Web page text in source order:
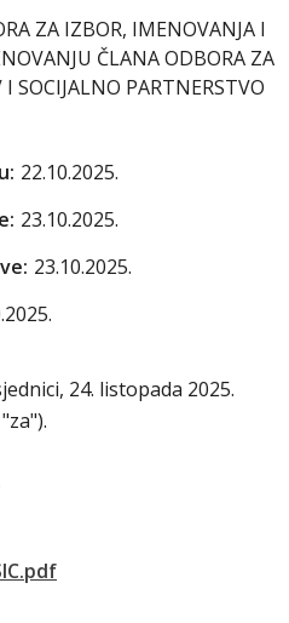
ZA IZBOR, IMENOVANJA I
ČLANA ODBORA ZA
SOCIJALNO PARTNERSTVO
22.10.2025.
23.10.2025.
23.10.2025.
24. listopada 2025.